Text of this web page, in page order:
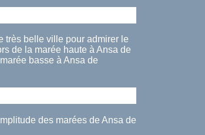
très belle ville pour admirer le
de la marée haute à Ansa de
basse à Ansa de
des marées de Ansa de